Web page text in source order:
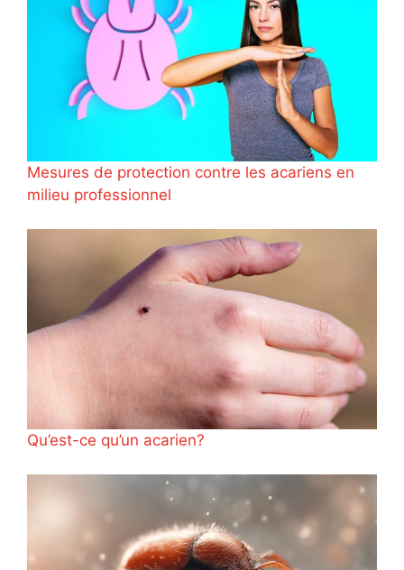
Mesures de protection contre les acariens en
milieu professionnel
Qu’est-ce qu’un acarien?